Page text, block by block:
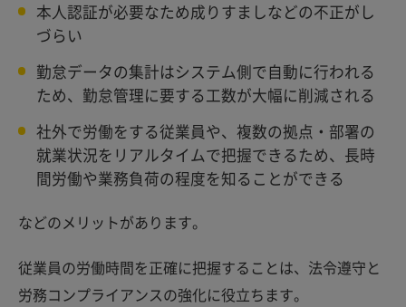
本人認証が必要なため成りすましなどの不正がし
づらい
勤怠データの集計はシステム側で自動に行われる
ため、勤怠管理に要する工数が大幅に削減される
社外で労働をする従業員や、複数の拠点・部署の
就業状況をリアルタイムで把握できるため、長時
間労働や業務負荷の程度を知ることができる
などのメリットがあります。
従業員の労働時間を正確に把握することは、法令遵守と
労務コンプライアンスの強化に役立ちます。